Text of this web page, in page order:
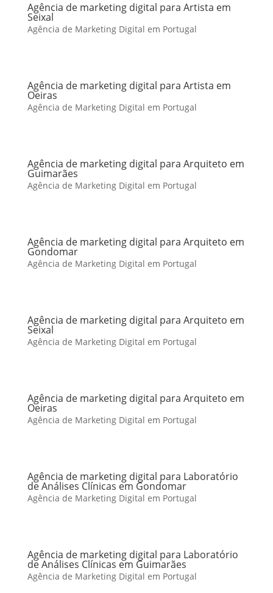
Agência de marketing digital para Artista em
Seixal
Agência de Marketing Digital em Portugal
Agência de marketing digital para Artista em
Oeiras
Agência de Marketing Digital em Portugal
Agência de marketing digital para Arquiteto em
Guimarães
Agência de Marketing Digital em Portugal
Agência de marketing digital para Arquiteto em
Gondomar
Agência de Marketing Digital em Portugal
Agência de marketing digital para Arquiteto em
Seixal
Agência de Marketing Digital em Portugal
Agência de marketing digital para Arquiteto em
Oeiras
Agência de Marketing Digital em Portugal
Agência de marketing digital para Laboratório
de Análises Clínicas em Gondomar
Agência de Marketing Digital em Portugal
Agência de marketing digital para Laboratório
de Análises Clínicas em Guimarães
Agência de Marketing Digital em Portugal